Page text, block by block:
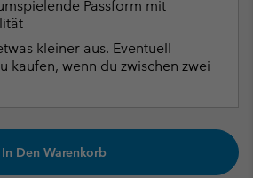
Passform mit
kleiner aus. Eventuell
kaufen, wenn du zwischen zwei
In Den Warenkorb